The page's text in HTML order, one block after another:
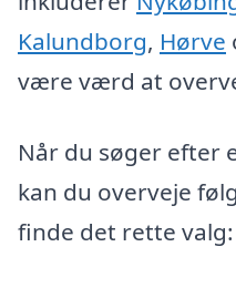
Kalundborg, Hørve
være værd at
Når du søger efter
kan du overveje
finde det rette valg: